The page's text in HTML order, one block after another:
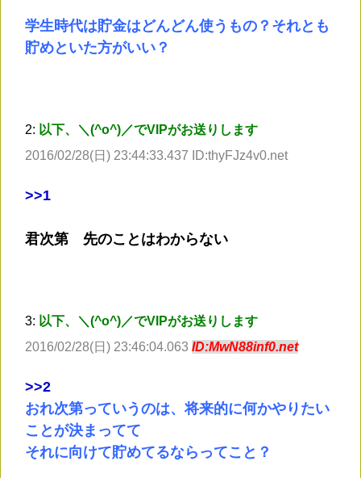
学生時代は貯金はどんどん使うもの？それとも
貯めといた方がいい？
2: 以下、＼(^o^)／でVIPがお送りします
2016/02/28(日) 23:44:33.437 ID:thyFJz4v0.net
>>1
君次第 先のことはわからない
3: 以下、＼(^o^)／でVIPがお送りします
2016/02/28(日) 23:46:04.063 ID:MwN88inf0.net
>>2
おれ次第っていうのは、将来的に何かやりたい
ことが決まってて
それに向けて貯めてるならってこと？